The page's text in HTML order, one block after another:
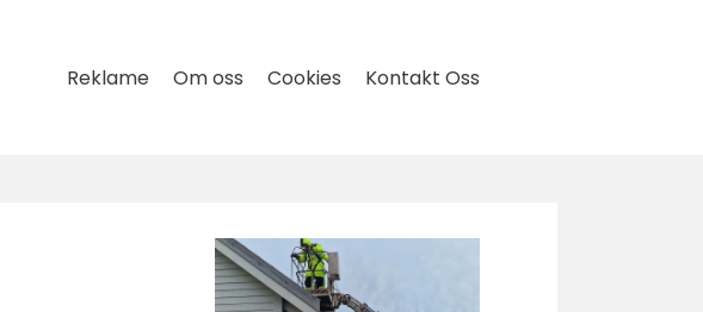
Reklame Om oss Cookies Kontakt Oss